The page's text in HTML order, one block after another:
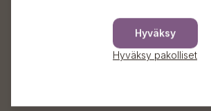
Hyväksy
Hyväksy pakolliset